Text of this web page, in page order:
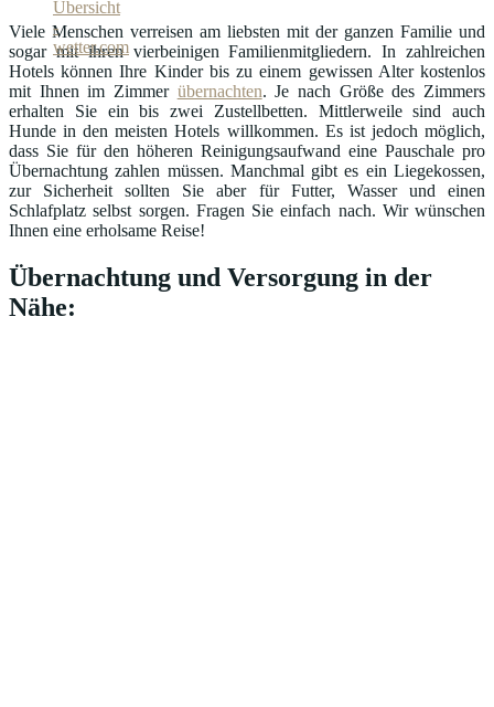
Viele Menschen verreisen am liebsten mit der ganzen Familie und
sogar mit ihren vierbeinigen Familienmitgliedern. In zahlreichen
Hotels können Ihre Kinder bis zu einem gewissen Alter kostenlos
mit Ihnen im Zimmer übernachten. Je nach Größe des Zimmers
erhalten Sie ein bis zwei Zustellbetten. Mittlerweile sind auch
Hunde in den meisten Hotels willkommen. Es ist jedoch möglich,
dass Sie für den höheren Reinigungsaufwand eine Pauschale pro
Übernachtung zahlen müssen. Manchmal gibt es ein Liegekossen,
zur Sicherheit sollten Sie aber für Futter, Wasser und einen
Schlafplatz selbst sorgen. Fragen Sie einfach nach. Wir wünschen
Ihnen eine erholsame Reise!
Übernachtung und Versorgung in der
Nähe: